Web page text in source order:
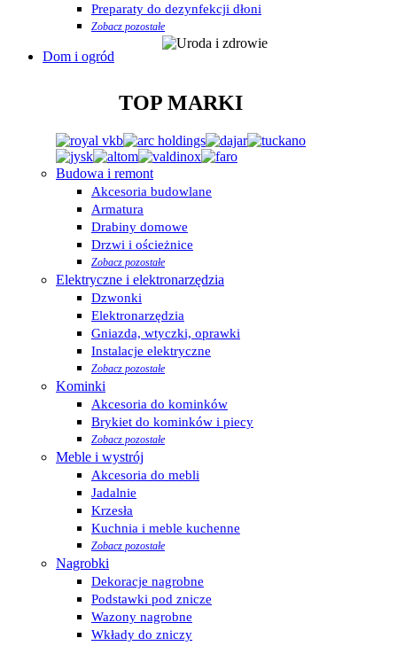
Preparaty do dezynfekcji dłoni
Zobacz pozostałe
Dom i ogród
TOP MARKI
Budowa i remont
Akcesoria budowlane
Armatura
Drabiny domowe
Drzwi i ościeżnice
Zobacz pozostałe
Elektryczne i elektronarzędzia
Dzwonki
Elektronarzędzia
Gniazda, wtyczki, oprawki
Instalacje elektryczne
Zobacz pozostałe
Kominki
Akcesoria do kominków
Brykiet do kominków i piecy
Zobacz pozostałe
Meble i wystrój
Akcesoria do mebli
Jadalnie
Krzesła
Kuchnia i meble kuchenne
Zobacz pozostałe
Nagrobki
Dekoracje nagrobne
Podstawki pod znicze
Wazony nagrobne
Wkłady do zniczy